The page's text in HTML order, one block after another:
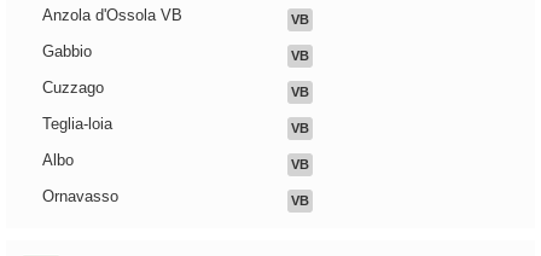
Anzola d'Ossola VB VB
Gabbio VB
Cuzzago VB
Teglia-loia VB
Albo VB
Ornavasso VB